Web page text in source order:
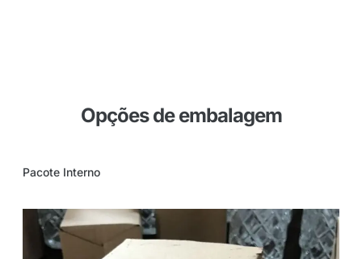
Opções de embalagem
Pacote Interno